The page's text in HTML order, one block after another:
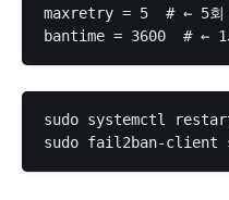
maxretry = 5  # ← 5회
sudo systemctl